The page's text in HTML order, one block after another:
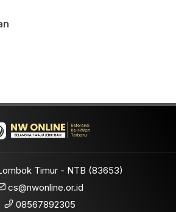
Timur - NTB (83653)
cs@nwonline.or.id
08567892305